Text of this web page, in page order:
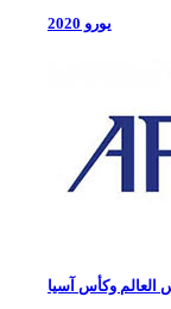
يورو 2020
العالم وكأس آسيا